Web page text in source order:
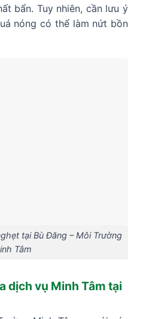
bẩn. Tuy nhiên, cần lưu ý
nóng có thể làm nứt bồn
tại Bù Đăng – Môi Trường
Tâm
dịch vụ Minh Tâm tại